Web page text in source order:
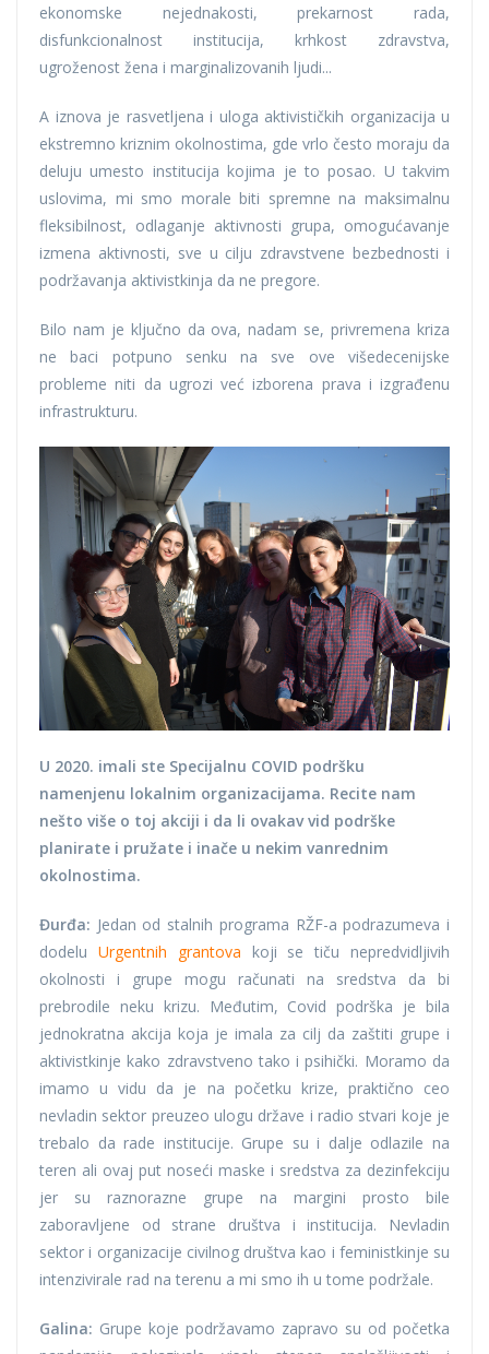
ekonomske nejednakosti, prekarnost rada,
disfunkcionalnost institucija, krhkost zdravstva,
ugroženost žena i marginalizovanih ljudi...
A iznova je rasvetljena i uloga aktivističkih organizacija u
ekstremno kriznim okolnostima, gde vrlo često moraju da
deluju umesto institucija kojima je to posao. U takvim
uslovima, mi smo morale biti spremne na maksimalnu
fleksibilnost, odlaganje aktivnosti grupa, omogućavanje
izmena aktivnosti, sve u cilju zdravstvene bezbednosti i
podržavanja aktivistkinja da ne pregore.
Bilo nam je ključno da ova, nadam se, privremena kriza
ne baci potpuno senku na sve ove višedecenijske
probleme niti da ugrozi već izborena prava i izgrađenu
infrastrukturu.
U 2020. imali ste Specijalnu COVID podršku
namenjenu lokalnim organizacijama. Recite nam
nešto više o toj akciji i da li ovakav vid podrške
planirate i pružate i inače u nekim vanrednim
okolnostima.
Đurđa: Jedan od stalnih programa RŽF-a podrazumeva i
dodelu Urgentnih grantova koji se tiču nepredvidljivih
okolnosti i grupe mogu računati na sredstva da bi
prebrodile neku krizu. Međutim, Covid podrška je bila
jednokratna akcija koja je imala za cilj da zaštiti grupe i
aktivistkinje kako zdravstveno tako i psihički. Moramo da
imamo u vidu da je na početku krize, praktično ceo
nevladin sektor preuzeo ulogu države i radio stvari koje je
trebalo da rade institucije. Grupe su i dalje odlazile na
teren ali ovaj put noseći maske i sredstva za dezinfekciju
jer su raznorazne grupe na margini prosto bile
zaboravljene od strane društva i institucija. Nevladin
sektor i organizacije civilnog društva kao i feministkinje su
intenzivirale rad na terenu a mi smo ih u tome podržale.
Galina: Grupe koje podržavamo zapravo su od početka